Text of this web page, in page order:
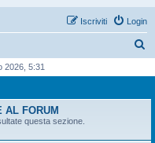
Login
Iscriviti
c
2026, 5:31
AL FORUM
questa sezione.